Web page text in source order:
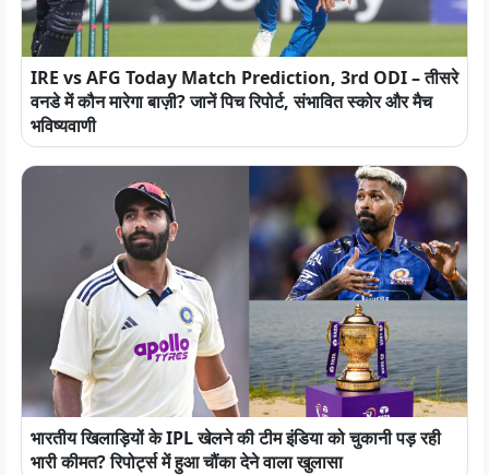
IRE vs AFG Today Match Prediction, 3rd ODI – तीसरे
वनडे में कौन मारेगा बाज़ी? जानें पिच रिपोर्ट, संभावित स्कोर और मैच
भविष्यवाणी
भारतीय खिलाड़ियों के IPL खेलने की टीम इंडिया को चुकानी पड़ रही
भारी कीमत? रिपोर्ट्स में हुआ चौंका देने वाला खुलासा